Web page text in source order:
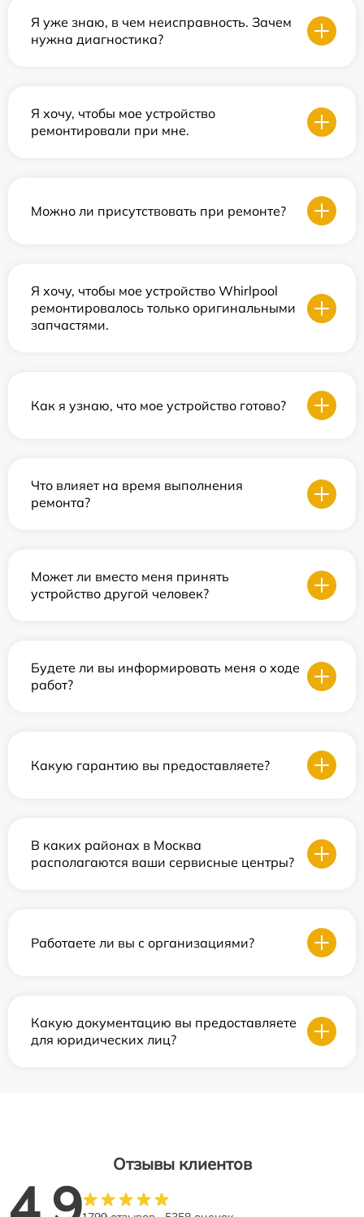
Я уже знаю, в чем неисправность. Зачем
нужна диагностика?
Я хочу, чтобы мое устройство
ремонтировали при мне.
Можно ли присутствовать при ремонте?
Я хочу, чтобы мое устройство Whirlpool
ремонтировалось только оригинальными
запчастями.
Как я узнаю, что мое устройство готово?
Что влияет на время выполнения
ремонта?
Может ли вместо меня принять
устройство другой человек?
Будете ли вы информировать меня о ходе
работ?
Какую гарантию вы предоставляете?
В каких районах в Москва
располагаются ваши сервисные центры?
Работаете ли вы с организациями?
Какую документацию вы предоставляете
для юридических лиц?
Отзывы клиентов